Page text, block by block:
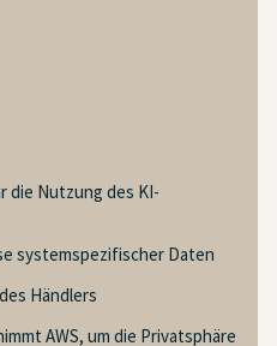
die Nutzung des KI-
systemspezifischer Daten
Händlers
AWS, um die Privatsphäre